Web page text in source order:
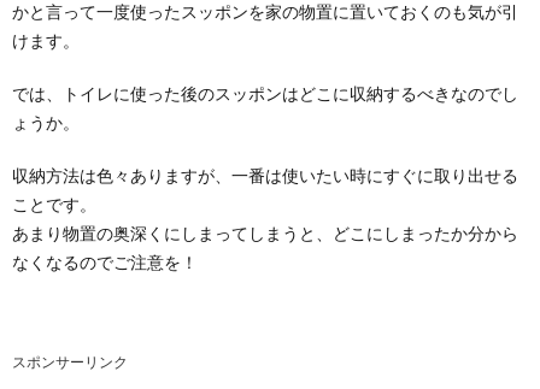
かと言って一度使ったスッポンを家の物置に置いておくのも気が引
けます。
では、トイレに使った後のスッポンはどこに収納するべきなのでし
ょうか。
収納方法は色々ありますが、一番は使いたい時にすぐに取り出せる
ことです。
あまり物置の奥深くにしまってしまうと、どこにしまったか分から
なくなるのでご注意を！
スポンサーリンク